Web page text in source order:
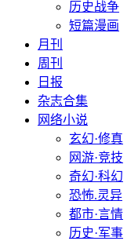
历史战争
短篇漫画
月刊
周刊
日报
杂志合集
网络小说
玄幻·修真
网游·竞技
奇幻·科幻
恐怖.灵异
都市·言情
历史·军事